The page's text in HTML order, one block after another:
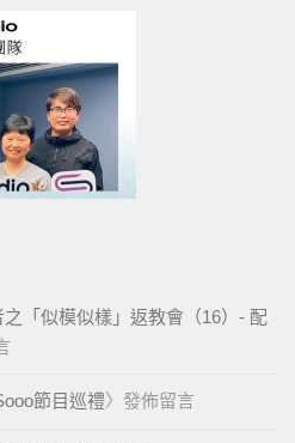
「似模似樣」返教會（16）- 配
節目巡禮〉發佈留言